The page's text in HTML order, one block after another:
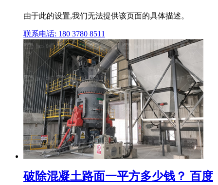
由于此的设置,我们无法提供该页面的具体描述。
联系电话: 180 3780 8511
破除混凝土路面一平方多少钱？ 百度